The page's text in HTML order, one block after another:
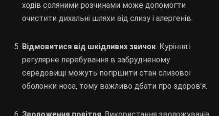
ходів соляними розчинами може допомогти
очистити дихальні шляхи від слизу і алергенів.
Відмовитися від шкідливих звичок. Куріння і
регулярне перебування в забрудненому
середовищі можуть погіршити стан слизової
оболонки носа, тому важливо дбати про здоров’я.